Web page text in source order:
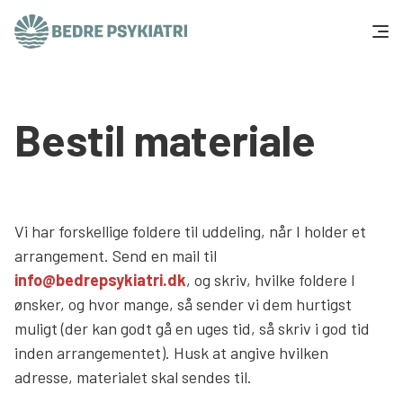
Tal og fakta
Vær med
Presse og politik
Støt os
Bestil materiale
Vi har forskellige foldere til uddeling, når I holder et
arrangement. Send en mail til
info@bedrepsykiatri.dk, og skriv, hvilke foldere I
ønsker, og hvor mange, så sender vi dem hurtigst
muligt (der kan godt gå en uges tid, så skriv i god tid
inden arrangementet). Husk at angive hvilken
adresse, materialet skal sendes til.